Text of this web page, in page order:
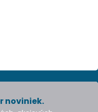
noviniek.